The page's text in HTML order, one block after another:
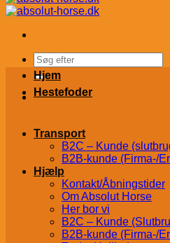
Søg
efter:
Transport
B2C – Kunde
B2B-kunde (Firma-/
Hjælp
Kontakt/Åbningstider
Om Absolut Horse
Her bor vi
B2C – Kunde
B2B-kunde (Firma-/
Hjem
Hestefoder